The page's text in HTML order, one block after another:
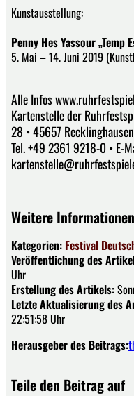
Kunstausstellung:
Penny Hes Yassour „Temp
5. Mai – 14. Juni 2019
Alle Infos
Kartenstelle der
28 • 45657
Tel. +49 2361 9218-0 • E-
Weitere
Kategorien: Festival
Veröffentlichung des
Uhr
Erstellung des Artikels:
Letzte Aktualisierung des
22:51:58 Uhr
Herausgeber des Beitrags:
Teile den Beitrag auf